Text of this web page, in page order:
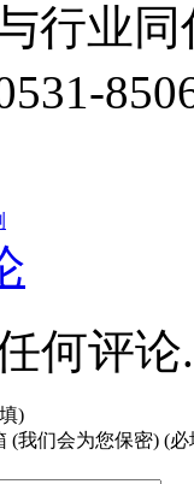
行业
何评论.
)
(我们会为您保密) (必